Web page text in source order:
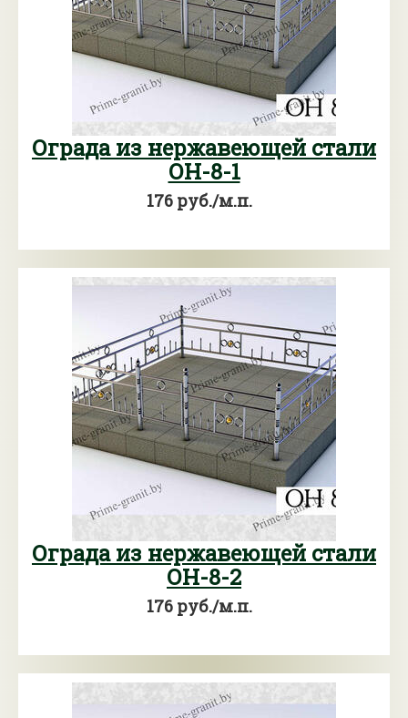
Ограда из нержавеющей стали
ОН-8-1
176 руб./м.п.
Ограда из нержавеющей стали
ОН-8-2
176 руб./м.п.